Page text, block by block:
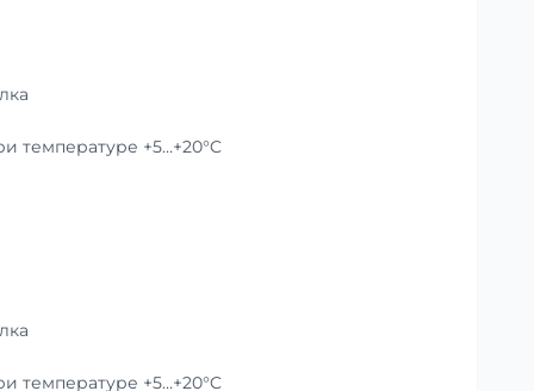
температуре +5…+20°C
температуре +5…+20°C